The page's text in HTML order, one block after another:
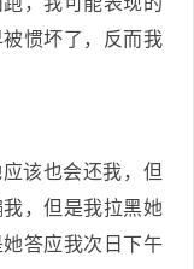
惯坏了，反而我
该也会还我，但
，但是我拉黑她
答应我次日下午